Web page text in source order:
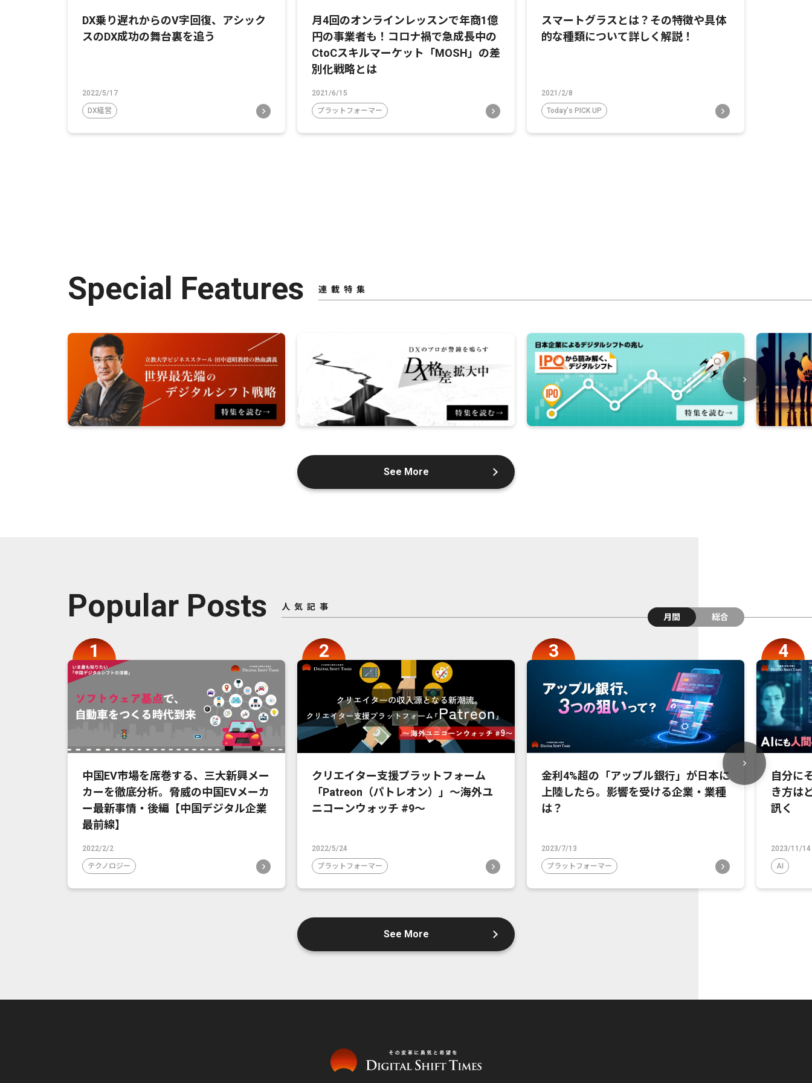
DX乗り遅れからのV字回復、アシック
スのDX成功の舞台裏を追う
2022/5/17
DX経営
月4回のオンラインレッスンで年商1億
円の事業者も！コロナ禍で急成長中の
CtoCスキルマーケット「MOSH」の差
別化戦略とは
2021/6/15
プラットフォーマー
スマートグラスとは？その特徴や具体
的な種類について詳しく解説！
2021/2/8
Today's PICK UP
Special Features 連載特集
See More
Popular Posts
人気記事
月間
総合
中国EV市場を席巻する、三大新興メー
カーを徹底分析。脅威の中国EVメーカ
ー最新事情・後編【中国デジタル企業
最前線】
2022/2/2
テクノロジー
クリエイター支援プラットフォーム
「Patreon（パトレオン）」〜海外ユ
ニコーンウォッチ #9〜
2022/5/24
プラットフォーマー
金利4%超の「アップル銀行」が日本に
上陸したら。影響を受ける企業・業種
は？
2023/7/13
プラットフォーマー
自分に
き方は
訊く
2023/11/14
AI
See More